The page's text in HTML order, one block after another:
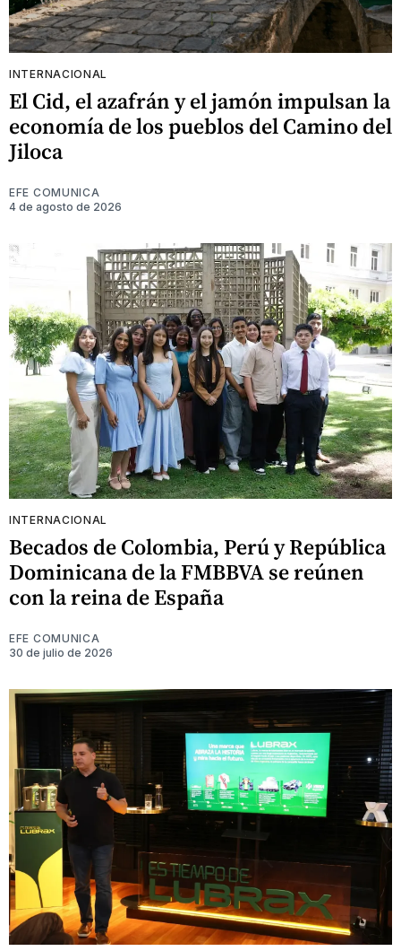
INTERNACIONAL
El Cid, el azafrán y el jamón impulsan la
economía de los pueblos del Camino del
Jiloca
EFE COMUNICA
4 de agosto de 2026
INTERNACIONAL
Becados de Colombia, Perú y República
Dominicana de la FMBBVA se reúnen
con la reina de España
EFE COMUNICA
30 de julio de 2026